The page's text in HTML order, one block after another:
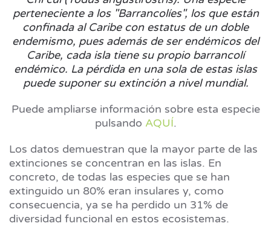
perteneciente a los "Barrancolíes", los que están
confinada al Caribe con estatus de un doble
endemismo, pues además de ser endémicos del
Caribe, cada isla tiene su propio barrancolí
endémico. La pérdida en una sola de estas islas
puede suponer su extinción a nivel mundial.
Puede ampliarse información sobre esta especie
pulsando AQUÍ.
Los datos demuestran que la mayor parte de las
extinciones se concentran en las islas. En
concreto, de todas las especies que se han
extinguido un 80% eran insulares y, como
consecuencia, ya se ha perdido un 31% de
diversidad funcional en estos ecosistemas.